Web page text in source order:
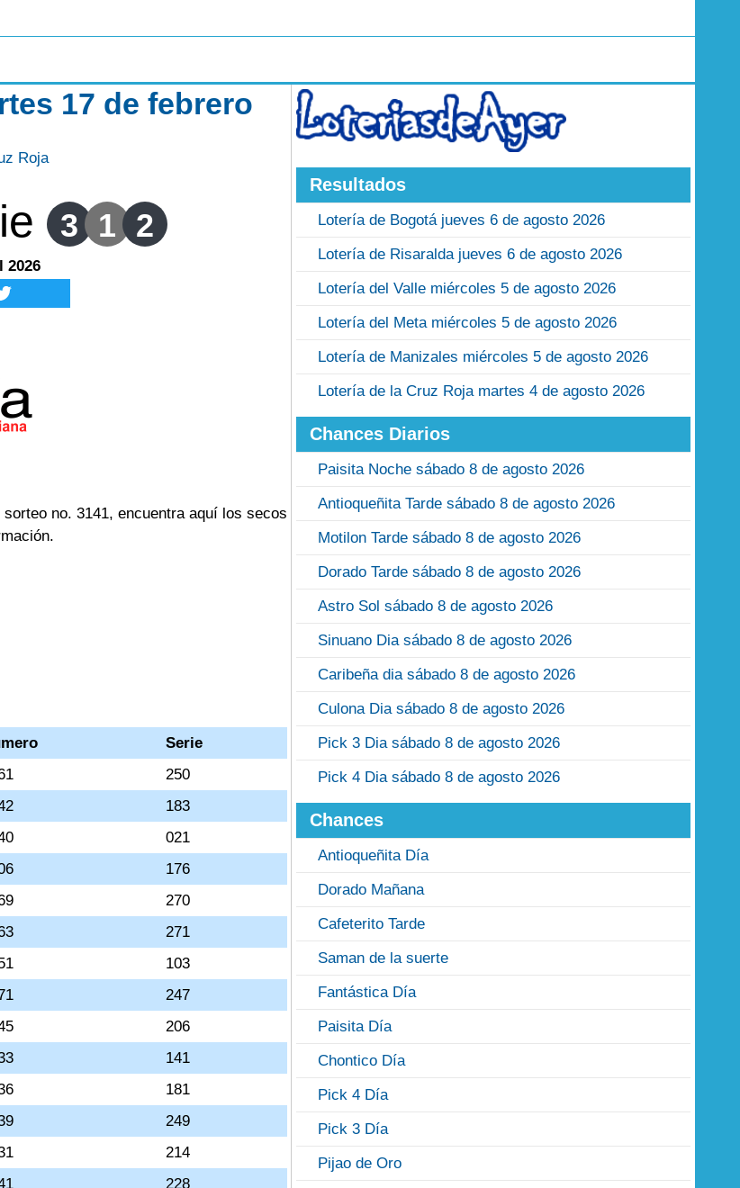
17 de febrero
Roja
3 1 2
2026
no. 3141, encuentra aquí los secos
Serie
250
183
021
176
270
271
103
247
206
141
181
249
214
228
Resultados
Lotería de Bogotá jueves 6 de agosto 2026
Lotería de Risaralda jueves 6 de agosto 2026
Lotería del Valle miércoles 5 de agosto 2026
Lotería del Meta miércoles 5 de agosto 2026
Lotería de Manizales miércoles 5 de agosto 2026
Lotería de la Cruz Roja martes 4 de agosto 2026
Chances Diarios
Paisita Noche sábado 8 de agosto 2026
Antioqueñita Tarde sábado 8 de agosto 2026
Motilon Tarde sábado 8 de agosto 2026
Dorado Tarde sábado 8 de agosto 2026
Astro Sol sábado 8 de agosto 2026
Sinuano Dia sábado 8 de agosto 2026
Caribeña dia sábado 8 de agosto 2026
Culona Dia sábado 8 de agosto 2026
Pick 3 Dia sábado 8 de agosto 2026
Pick 4 Dia sábado 8 de agosto 2026
Chances
Antioqueñita Día
Dorado Mañana
Cafeterito Tarde
Saman de la suerte
Fantástica Día
Paisita Día
Chontico Día
Pick 4 Día
Pick 3 Día
Pijao de Oro